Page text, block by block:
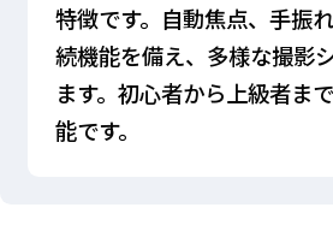
特徴です。自動焦点、手振
続機能を備え、多様な撮影
ます。初心者から上級者ま
能です。